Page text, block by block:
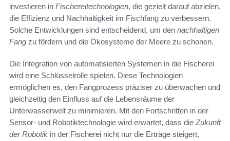
investieren in Fischereitechnologien, die gezielt darauf abzielen,
die Effizienz und Nachhaltigkeit im Fischfang zu verbessern.
Solche Entwicklungen sind entscheidend, um den nachhaltigen
Fang zu fördern und die Ökosysteme der Meere zu schonen.
Die Integration von automatisierten Systemen in die Fischerei
wird eine Schlüsselrolle spielen. Diese Technologien
ermöglichen es, den Fangprozess präziser zu überwachen und
gleichzeitig den Einfluss auf die Lebensräume der
Unterwasserwelt zu minimieren. Mit den Fortschritten in der
Sensor- und Robotiktechnologie wird erwartet, dass die Zukunft
der Robotik in der Fischerei nicht nur die Erträge steigert,